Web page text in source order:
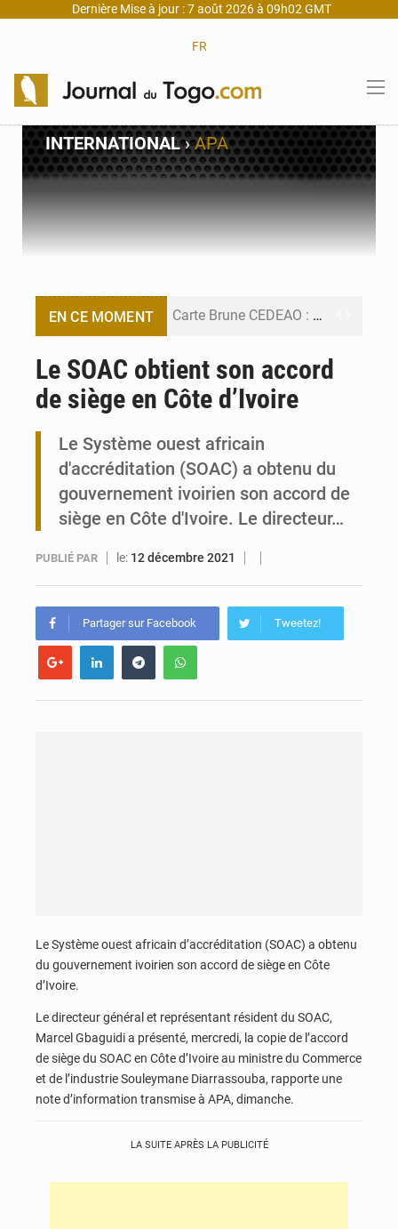
Dernière Mise à jour : 7 août 2026 à 09h02 GMT
FR
INTERNATIONAL›APA
EN CE MOMENT Carte Brune CEDEAO : Lomé mise sur la digitalisation des sinistres
Maurice : Démission de la ministre Véronique Leu-Govind
Le SOAC obtient son accord
de siège en Côte d’Ivoire
Le Système ouest africain
d'accréditation (SOAC) a obtenu du
gouvernement ivoirien son accord de
siège en Côte d'Ivoire. Le directeur…
PUBLIÉ PAR le: 12 décembre 2021
Partager sur Facebook Tweetez!
Le Système ouest africain d’accréditation (SOAC) a obtenu
du gouvernement ivoirien son accord de siège en Côte
d’Ivoire.
Le directeur général et représentant résident du SOAC,
Marcel Gbaguidi a présenté, mercredi, la copie de l’accord
de siège du SOAC en Côte d’Ivoire au ministre du Commerce
et de l’industrie Souleymane Diarrassouba, rapporte une
note d’information transmise à APA, dimanche.
LA SUITE APRÈS LA PUBLICITÉ